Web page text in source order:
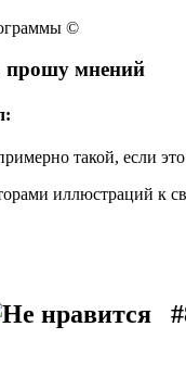
©
прошу мнений
такой, если
иллюстраций к